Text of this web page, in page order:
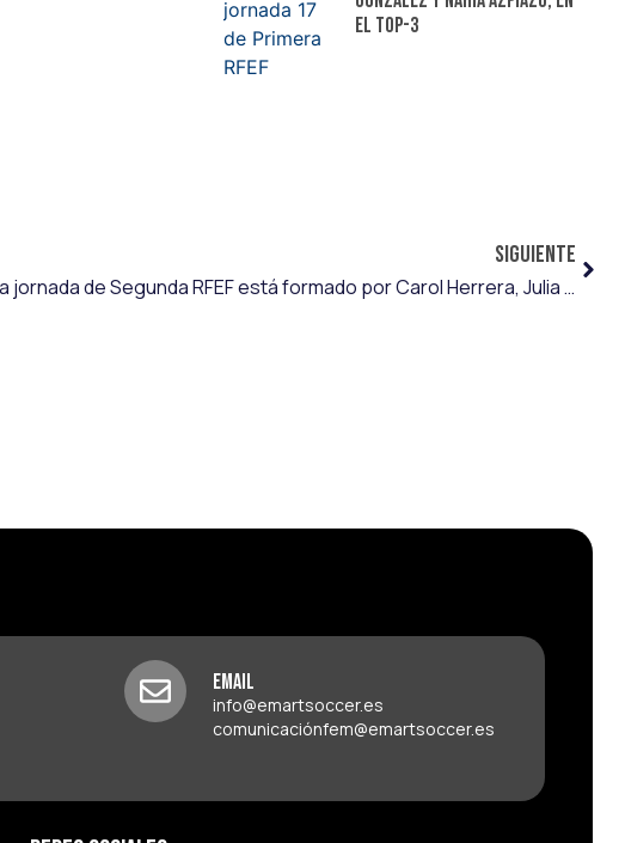
el top-3
SIGUIENTE
El top-3 de la séptima jornada de Segunda RFEF está formado por Carol Herrera, Julia Ceballos y Oihana Agirregomezkorta
Email
info@emartsoccer.es
comunicaciónfem@emartsoccer.es